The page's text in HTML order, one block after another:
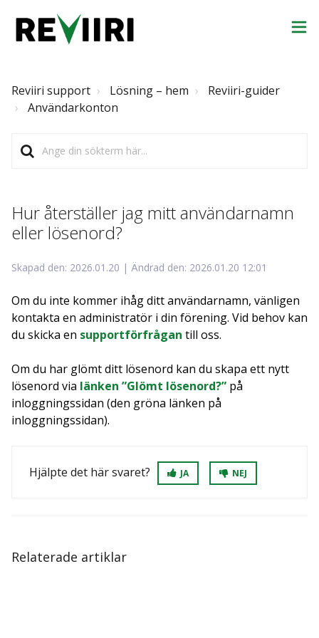
Reviiri support Lösning – hem
Reviiri-guider
Användarkonton
Hur återställer jag mitt användarnamn
eller lösenord?
Skapad den: 2026.01.20 | Ändrad den: 2026.01.20 12:01
Om du inte kommer ihåg ditt användarnamn, vänligen
kontakta en administratör i din förening. Vid behov kan
du skicka en supportförfrågan till oss.
Om du har glömt ditt lösenord kan du skapa ett nytt
lösenord via länken ”Glömt lösenord?” på
inloggningssidan (den gröna länken på
inloggningssidan).
Hjälpte det här svaret? JA NEJ
Relaterade artiklar